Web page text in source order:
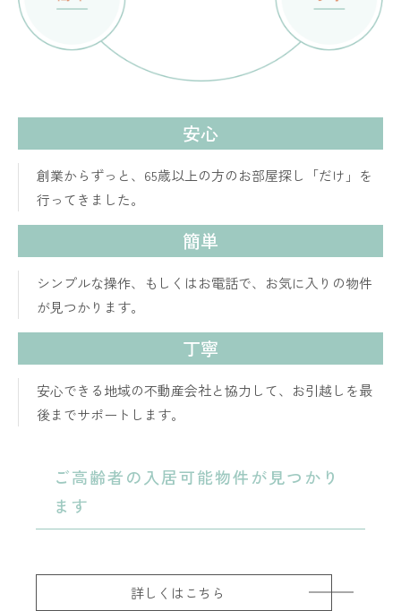
安心
創業からずっと、65歳以上の方のお部屋探し「だけ」を
行ってきました。
簡単
シンプルな操作、もしくはお電話で、お気に入りの物件
が見つかります。
丁寧
安心できる地域の不動産会社と協力して、お引越しを最
後までサポートします。
ご高齢者の入居可能物件が見つかり
ます
詳しくはこちら